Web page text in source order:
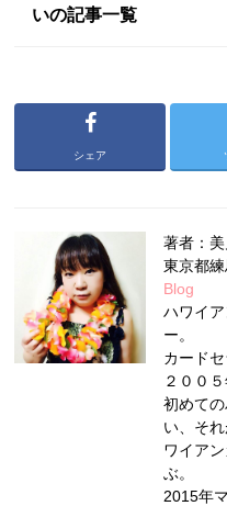
いの記事一覧
シェア
著者：
東京都
Blog
ハワイ
ー。
カードセ
２００
初めて
い、そ
ワイア
ぶ。
2015年